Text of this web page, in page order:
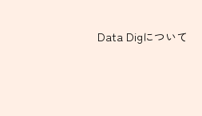
Data Digについて